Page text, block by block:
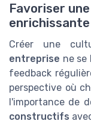
Favoriser
enrichissante
Créer une
entreprise ne se
feedback
perspective où
l'importance de
constructifs